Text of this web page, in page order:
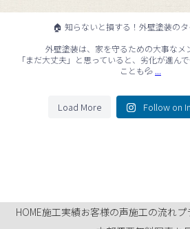
🏠 知らないと損する！外壁塗装のタ
外壁塗装は、家を守るための大事なメ
「まだ大丈夫」と思っていると、劣化が進ん
ことも💦 ...
Load More Follow on
HOME施工実績お客様の声施工の流れプ